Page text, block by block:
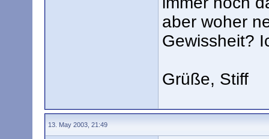
aber woher
Gewissheit?
Grüße, Stiff
13. May 2003, 21:49